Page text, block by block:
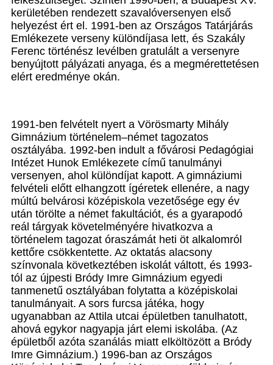
kerületében rendezett szavalóversenyen első
helyezést ért el. 1991-ben az Országos Tatárjárás
Emlékezete verseny különdíjasa lett, és Szakály
Ferenc történész levélben gratulált a versenyre
benyújtott pályázati anyaga, és a megmérettetésen
elért eredménye okán.
1991-ben felvételt nyert a Vörösmarty Mihály
Gimnázium történelem–német tagozatos
osztályába. 1992-ben indult a fővárosi Pedagógiai
Intézet Hunok Emlékezete című tanulmányi
versenyen, ahol különdíjat kapott. A gimnáziumi
felvételi előtt elhangzott ígéretek ellenére, a nagy
múltú belvárosi középiskola vezetősége egy év
után törölte a német fakultációt, és a gyarapodó
reál tárgyak követelményére hivatkozva a
történelem tagozat óraszámát heti öt alkalomról
kettőre csökkentette. Az oktatás alacsony
színvonala következtében iskolát váltott, és 1993-
tól az újpesti Bródy Imre Gimnázium egyedi
tanmenetű osztályában folytatta a középiskolai
tanulmányait. A sors furcsa játéka, hogy
ugyanabban az Attila utcai épületben tanulhatott,
ahová egykor nagyapja járt elemi iskolába. (Az
épületből azóta szanálás miatt elköltözött a Bródy
Imre Gimnázium.) 1996-ban az Országos